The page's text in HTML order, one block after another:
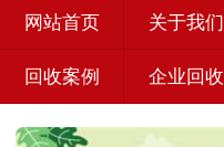
网站首页 关于我们
回收案例 企业回收